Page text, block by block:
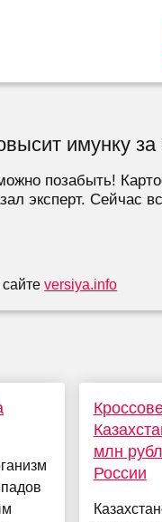
имунку за
позабыть!
эксперт. Сейчас
сайтеversiya.info
млн
России